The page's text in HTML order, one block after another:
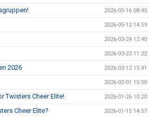
2026-05-16 08:45
2026-05-12 14:59
2026-03-24 12:40
2026-03-23 11:22
2026 2026-03-12 15:41
2026-02-01 10:50
Twisters Cheer Elite! 2026-01-26 10:20
Cheer Elite? 2026-01-15 14:57